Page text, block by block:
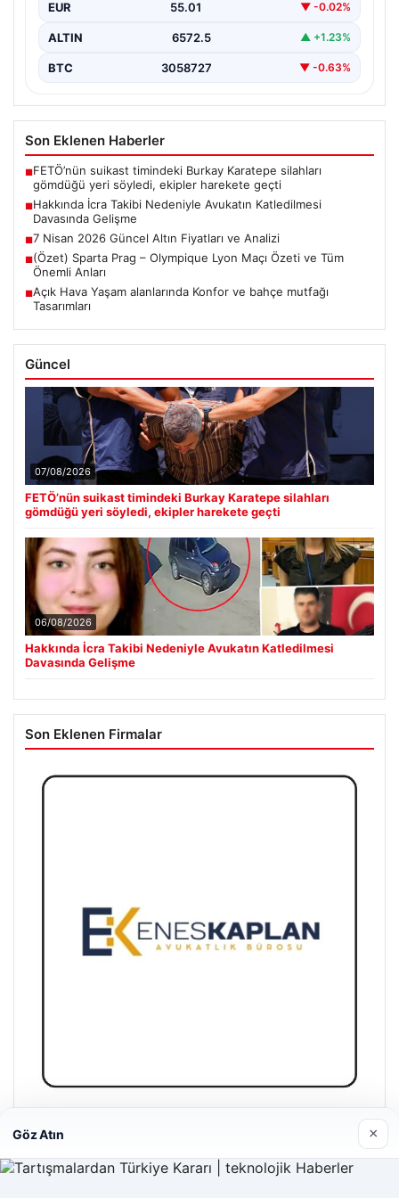
uğrayarak hayatını kaybetmesiyle…
EUR 55.01 ▼ -0.02%
ALTIN 6572.5 ▲ +1.23%
BTC 3058727 ▼ -0.63%
Son Eklenen Haberler
■FETÖ’nün suikast timindeki Burkay Karatepe silahları
gömdüğü yeri söyledi, ekipler harekete geçti
■Hakkında İcra Takibi Nedeniyle Avukatın Katledilmesi
Davasında Gelişme
■7 Nisan 2026 Güncel Altın Fiyatları ve Analizi
■(Özet) Sparta Prag – Olympique Lyon Maçı Özeti ve Tüm
Önemli Anları
■Açık Hava Yaşam alanlarında Konfor ve bahçe mutfağı
Tasarımları
Güncel
07/08/2026
FETÖ’nün suikast timindeki Burkay Karatepe silahları
gömdüğü yeri söyledi, ekipler harekete geçti
06/08/2026
Hakkında İcra Takibi Nedeniyle Avukatın Katledilmesi
Davasında Gelişme
Son Eklenen Firmalar
Enes Kaplan Avukatlık Bürosu
Göz Atın ×